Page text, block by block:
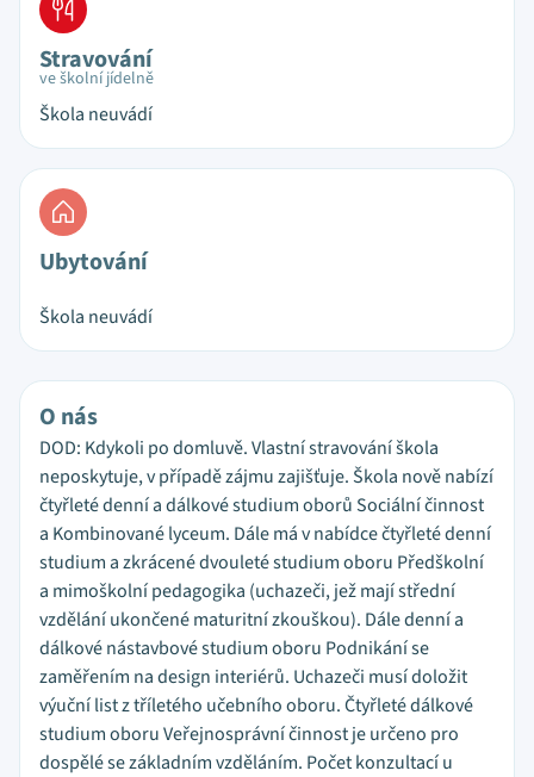
Stravování
ve školní jídelně
Škola neuvádí
Ubytování
Škola neuvádí
O nás
DOD: Kdykoli po domluvě. Vlastní stravování škola
neposkytuje, v případě zájmu zajišťuje. Škola nově nabízí
čtyřleté denní a dálkové studium oborů Sociální činnost
a Kombinované lyceum. Dále má v nabídce čtyřleté denní
studium a zkrácené dvouleté studium oboru Předškolní
a mimoškolní pedagogika (uchazeči, jež mají střední
vzdělání ukončené maturitní zkouškou). Dále denní a
dálkové nástavbové studium oboru Podnikání se
zaměřením na design interiérů. Uchazeči musí doložit
výuční list z tříletého učebního oboru. Čtyřleté dálkové
studium oboru Veřejnosprávní činnost je určeno pro
dospělé se základním vzděláním. Počet konzultací u